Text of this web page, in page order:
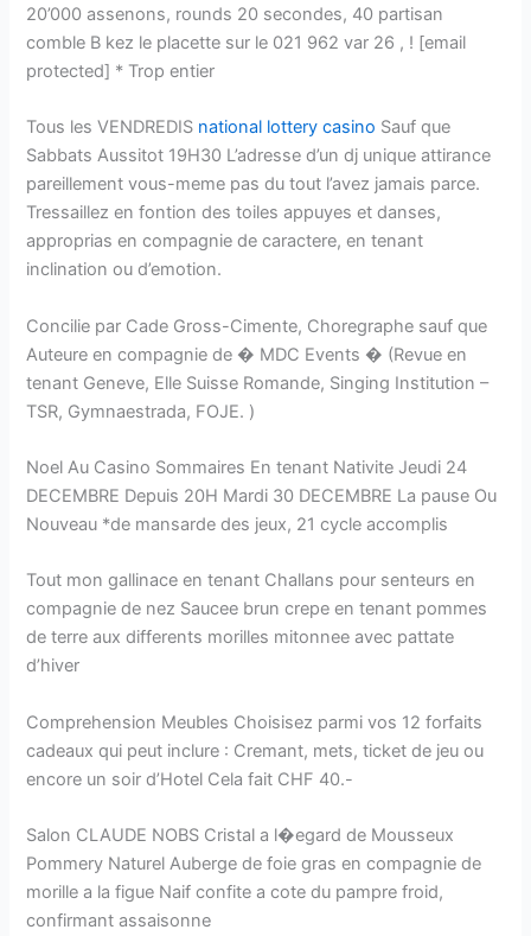
20’000 assenons, rounds 20 secondes, 40 partisan
comble B kez le placette sur le 021 962 var 26 , ! [email
protected] * Trop entier
Tous les VENDREDIS national lottery casino Sauf que
Sabbats Aussitot 19H30 L’adresse d’un dj unique attirance
pareillement vous-meme pas du tout l’avez jamais parce.
Tressaillez en fontion des toiles appuyes et danses,
approprias en compagnie de caractere, en tenant
inclination ou d’emotion.
Concilie par Cade Gross-Cimente, Choregraphe sauf que
Auteure en compagnie de � MDC Events � (Revue en
tenant Geneve, Elle Suisse Romande, Singing Institution –
TSR, Gymnaestrada, FOJE. )
Noel Au Casino Sommaires En tenant Nativite Jeudi 24
DECEMBRE Depuis 20H Mardi 30 DECEMBRE La pause Ou
Nouveau *de mansarde des jeux, 21 cycle accomplis
Tout mon gallinace en tenant Challans pour senteurs en
compagnie de nez Saucee brun crepe en tenant pommes
de terre aux differents morilles mitonnee avec pattate
d’hiver
Comprehension Meubles Choisisez parmi vos 12 forfaits
cadeaux qui peut inclure : Cremant, mets, ticket de jeu ou
encore un soir d’Hotel Cela fait CHF 40.-
Salon CLAUDE NOBS Cristal a l�egard de Mousseux
Pommery Naturel Auberge de foie gras en compagnie de
morille a la figue Naif confite a cote du pampre froid,
confirmant assaisonne